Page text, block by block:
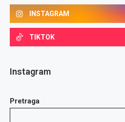
INSTAGRAM
TIKTOK
Instagram
Pretraga